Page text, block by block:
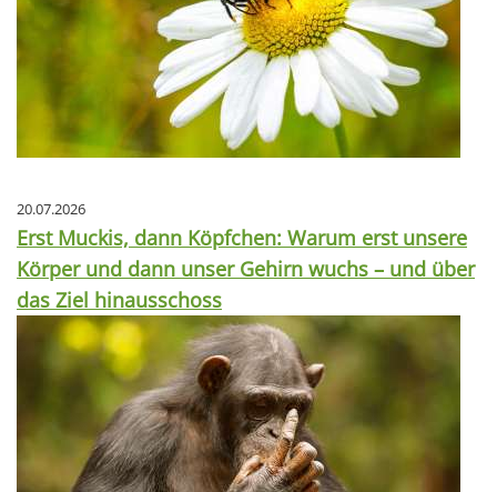
20.07.2026
Erst Muckis, dann Köpfchen: Warum erst unsere
Körper und dann unser Gehirn wuchs – und über
das Ziel hinausschoss